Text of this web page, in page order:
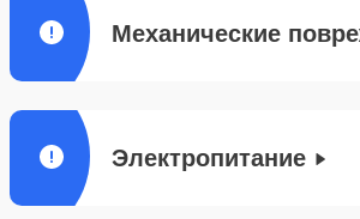
Механические
Электропитание